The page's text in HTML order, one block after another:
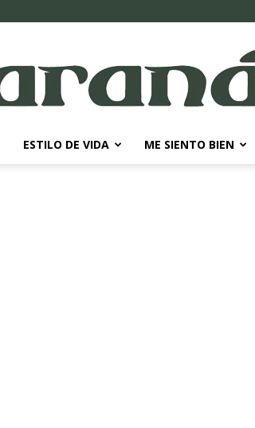
ESTILO DE VIDA ME SIENTO BIEN